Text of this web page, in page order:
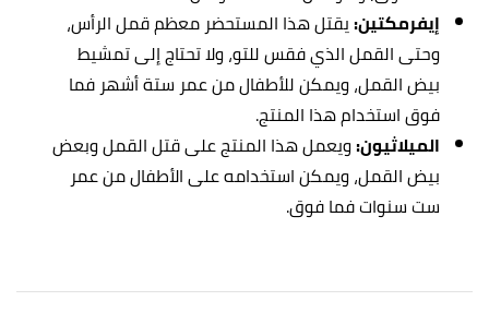
إيفرمكتين:يقتل هذا المستحضر معظم قمل الرأس،
وحتى القمل الذي فقس للتو، ولا تحتاج إلى تمشيط
بيض القمل، ويمكن للأطفال من عمر ستة أشهر فما
فوق استخدام هذا المنتج.
الميلاثيون:ويعمل هذا المنتج على قتل القمل وبعض
بيض القمل، ويمكن استخدامه على الأطفال من عمر
ست سنوات فما فوق.